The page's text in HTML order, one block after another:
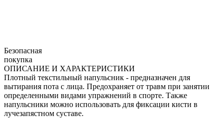
Безопасная
покупка
ОПИСАНИЕ И ХАРАКТЕРИСТИКИ
Плотный текстильный напульсник - предназначен для
вытирания пота с лица. Предохраняет от травм при занятии
определенными видами упражнений в спорте. Также
напульсники можно использовать для фиксации кисти в
лучезапястном суставе.